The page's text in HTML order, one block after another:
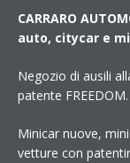
CARRARO
auto, citycar e
Negozio di ausili
patente FREEDOM.
Minicar nuove,
vetture con